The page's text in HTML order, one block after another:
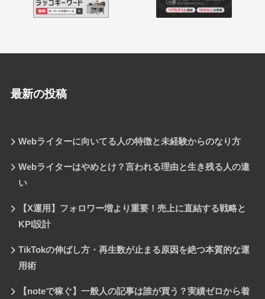
最新の投稿
Webライターに向いてる人の特徴と未経験からのなり方
Webライターはやめとけ？言われる理由と生き残る人の違
い
【X運用】フォロワー増より重要！売上に直結する戦略と
KPI設計
TikTokの伸ばし方・再生数が止まる原因を絶つ本質的な運
用術
【noteで稼ぐ】一般人の記事は誰が買う？実績ゼロから着